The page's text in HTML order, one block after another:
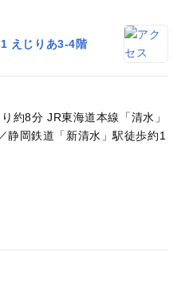
えじりあ3-4階
約8分 JR東海道本線「清水」
静岡鉄道「新清水」駅徒歩約1